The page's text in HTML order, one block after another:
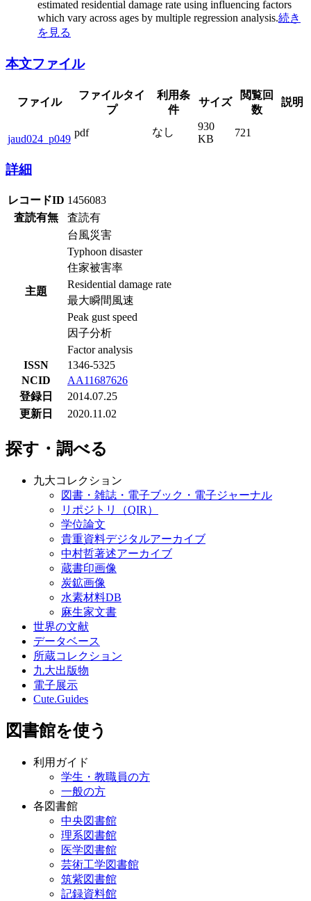
estimated residential damage rate using influencing factors
which vary across ages by multiple regression analysis.続き
を見る
本文ファイル
ファイル
ファイルタイ
プ
利用条
件
サイズ
閲覧回
数
説明
jaud024_p049
pdf なし
930
KB
721
詳細
レコードID 1456083
査読有無
査読有
主題
台風災害
Typhoon disaster
住家被害率
Residential damage rate
最大瞬間風速
Peak gust speed
因子分析
Factor analysis
ISSN
1346-5325
NCID
AA11687626
登録日
2014.07.25
更新日
2020.11.02
探す・調べる
九大コレクション
図書・雑誌・電子ブック・電子ジャーナル
リポジトリ（QIR）
学位論文
貴重資料デジタルアーカイブ
中村哲著述アーカイブ
蔵書印画像
炭鉱画像
水素材料DB
麻生家文書
世界の文献
データベース
所蔵コレクション
九大出版物
電子展示
Cute.Guides
図書館を使う
利用ガイド
学生・教職員の方
一般の方
各図書館
中央図書館
理系図書館
医学図書館
芸術工学図書館
筑紫図書館
記録資料館